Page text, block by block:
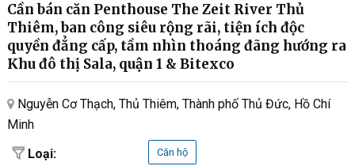
Cần bán căn Penthouse The Zeit River Thủ
Thiêm, ban công siêu rộng rãi, tiện ích độc
quyền đẳng cấp, tầm nhìn thoáng đãng hướng ra
Khu đô thị Sala, quận 1 & Bitexco
Nguyễn Cơ Thạch, Thủ Thiêm, Thành phố Thủ Đức, Hồ Chí
Minh
Loại:
Căn hộ